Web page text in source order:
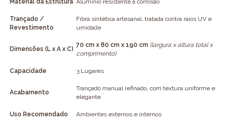
Material da Estrutura Alumínio resistente à corrosão
Trançado /
Revestimento
Fibra sintética artesanal, tratada contra raios UV e
umidade
Dimensões (L x A x C)
70 cm x 80 cm x 190 cm (largura x altura total x
comprimento)
Capacidade 3 Lugares
Acabamento
Trançado manual refinado, com textura uniforme e
elegante
Uso Recomendado Ambientes externos e internos